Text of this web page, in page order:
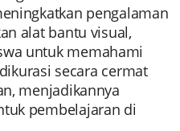
pengalaman
alat bantu visual,
untuk memahami
secara cermat
menjadikannya
pembelajaran di